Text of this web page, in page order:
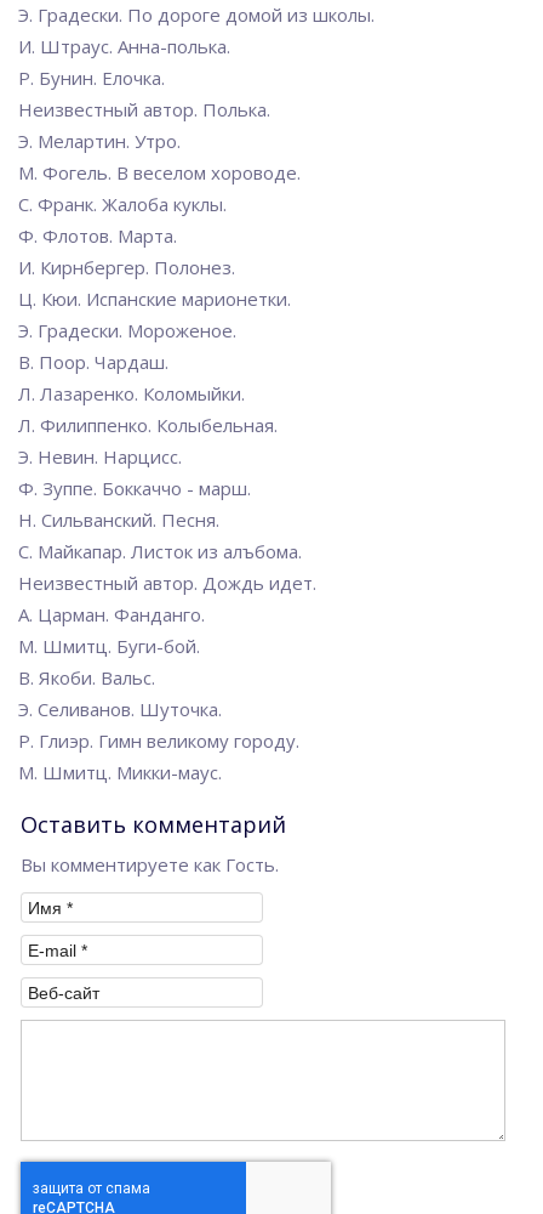
Э. Градески. По дороге домой из школы.
И. Штраус. Анна-полька.
Р. Бунин. Елочка.
Неизвестный автор. Полька.
Э. Мелартин. Утро.
М. Фогель. В веселом хороводе.
С. Франк. Жалоба куклы.
Ф. Флотов. Марта.
И. Кирнбергер. Полонез.
Ц. Кюи. Испанские марионетки.
Э. Градески. Мороженое.
В. Поор. Чардаш.
Л. Лазаренко. Коломыйки.
Л. Филиппенко. Колыбельная.
Э. Невин. Нарцисс.
Ф. Зуппе. Боккаччо - марш.
Н. Сильванский. Песня.
С. Майкапар. Листок из алъбома.
Неизвестный автор. Дождь идет.
А. Царман. Фанданго.
М. Шмитц. Буги-бой.
В. Якоби. Вальс.
Э. Селиванов. Шуточка.
Р. Глиэр. Гимн великому городу.
М. Шмитц. Микки-маус.
Оставить комментарий
Вы комментируете как Гость.